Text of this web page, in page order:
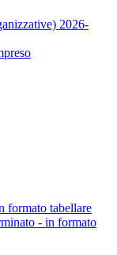
2026-
formato tabellare
- in formato